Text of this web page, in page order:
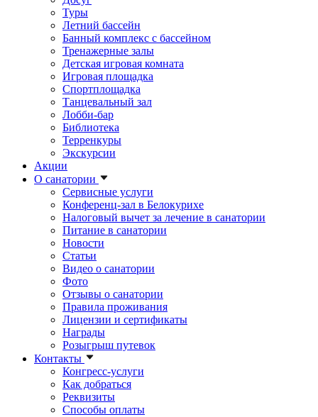
Туры
Летний бассейн
Банный комплекс с бассейном
Тренажерные залы
Детская игровая комната
Игровая площадка
Спортплощадка
Танцевальный зал
Лобби-бар
Библиотека
Терренкуры
Экскурсии
Акции
О санатории
Сервисные услуги
Конференц-зал в Белокурихе
Налоговый вычет за лечение в санатории
Питание в санатории
Новости
Статьи
Видео о санатории
Фото
Отзывы о санатории
Правила проживания
Лицензии и сертификаты
Награды
Розыгрыш путевок
Контакты
Конгресс-услуги
Как добраться
Реквизиты
Способы оплаты